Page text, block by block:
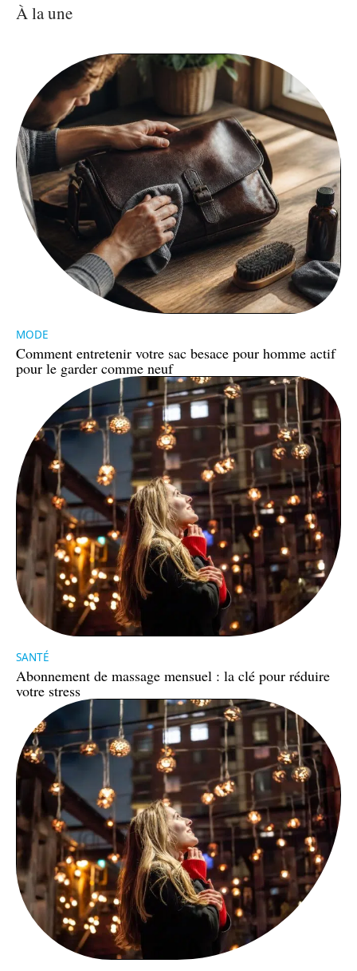
À la une
MODE
Comment entretenir votre sac besace pour homme actif
pour le garder comme neuf
SANTÉ
Abonnement de massage mensuel : la clé pour réduire
votre stress